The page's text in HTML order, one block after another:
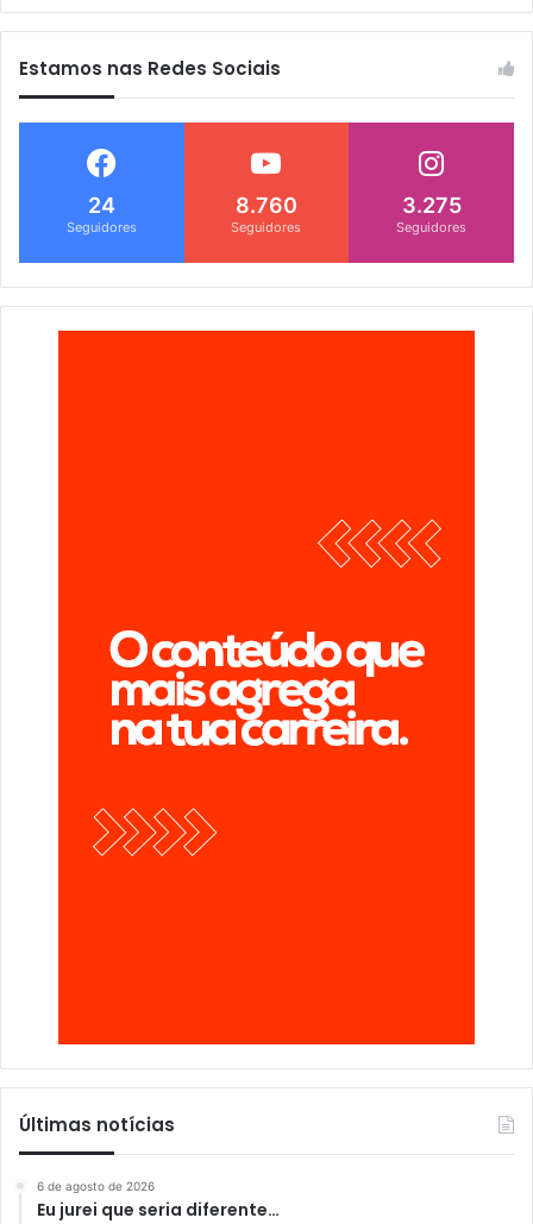
Estamos nas Redes Sociais
24
Seguidores
8.760
Seguidores
3.275
Seguidores
Últimas notícias
6 de agosto de 2026
Eu jurei que seria diferente…